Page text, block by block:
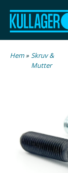
Hem» Skruv &
Mutter